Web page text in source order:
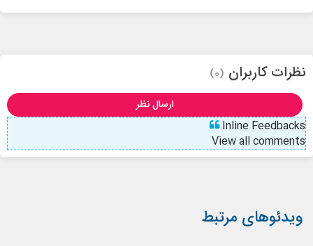
نظرات کاربران (0)
ارسال نظر
Inline Feedbacks
View all comments
ویدئوهای مرتبط